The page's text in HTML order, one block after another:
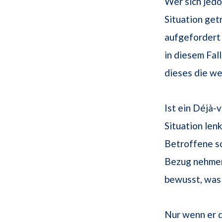
Situation
aufgefordert
in diesem
dieses die
Ist ein Déjà-
Situation
Betroffene
Bezug
bewusst,
Nur wenn er